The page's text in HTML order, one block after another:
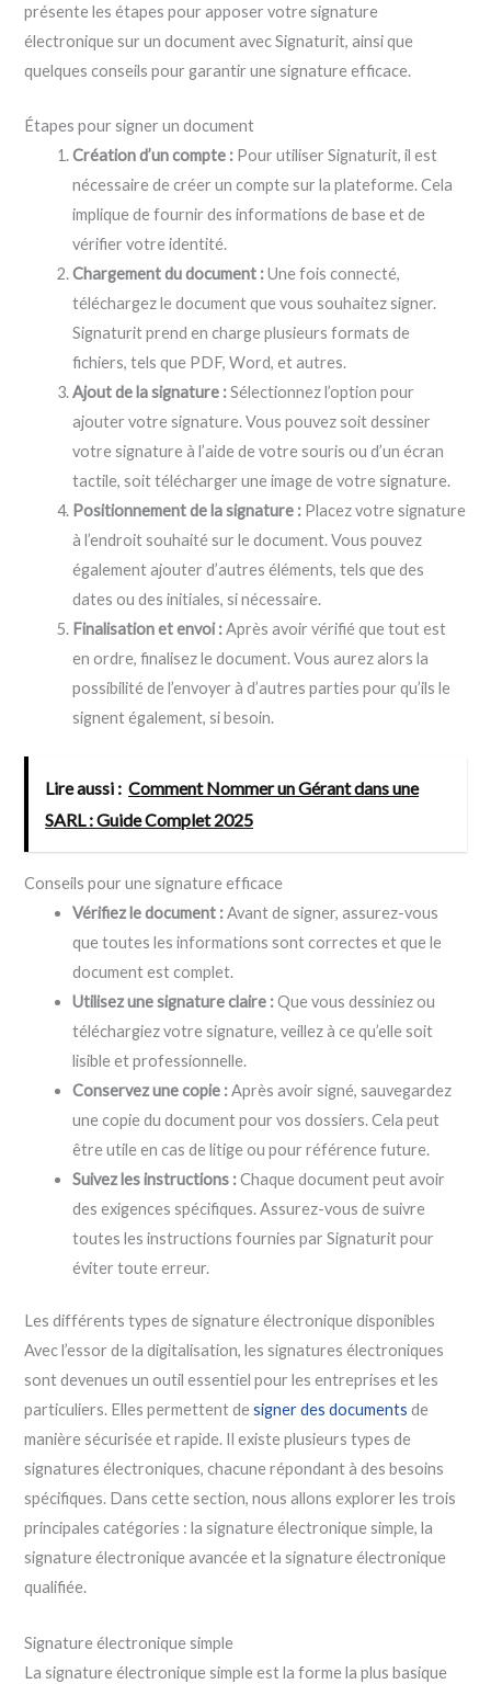
présente les étapes pour apposer votre signature
électronique sur un document avec Signaturit, ainsi que
quelques conseils pour garantir une signature efficace.
Étapes pour signer un document
Création d’un compte : Pour utiliser Signaturit, il est
nécessaire de créer un compte sur la plateforme. Cela
implique de fournir des informations de base et de
vérifier votre identité.
Chargement du document :Une fois connecté,
téléchargez le document que vous souhaitez signer.
Signaturit prend en charge plusieurs formats de
fichiers, tels que PDF, Word, et autres.
Ajout de la signature :Sélectionnez l’option pour
ajouter votre signature. Vous pouvez soit dessiner
votre signature à l’aide de votre souris ou d’un écran
tactile, soit télécharger une image de votre signature.
Positionnement de la signature : Placez votre signature
à l’endroit souhaité sur le document. Vous pouvez
également ajouter d’autres éléments, tels que des
dates ou des initiales, si nécessaire.
Finalisation et envoi :Après avoir vérifié que tout est
en ordre, finalisez le document. Vous aurez alors la
possibilité de l’envoyer à d’autres parties pour qu’ils le
signent également, si besoin.
Lire aussi : Comment Nommer un Gérant dans une
SARL : Guide Complet 2025
Conseils pour une signature efficace
Vérifiez le document :Avant de signer, assurez-vous
que toutes les informations sont correctes et que le
document est complet.
Utilisez une signature claire :Que vous dessiniez ou
téléchargiez votre signature, veillez à ce qu’elle soit
lisible et professionnelle.
Conservez une copie :Après avoir signé, sauvegardez
une copie du document pour vos dossiers. Cela peut
être utile en cas de litige ou pour référence future.
Suivez les instructions :Chaque document peut avoir
des exigences spécifiques. Assurez-vous de suivre
toutes les instructions fournies par Signaturit pour
éviter toute erreur.
Les différents types de signature électronique disponibles
Avec l’essor de la digitalisation, les signatures électroniques
sont devenues un outil essentiel pour les entreprises et les
particuliers. Elles permettent designer des documents de
manière sécurisée et rapide. Il existe plusieurs types de
signatures électroniques, chacune répondant à des besoins
spécifiques. Dans cette section, nous allons explorer les trois
principales catégories : la signature électronique simple, la
signature électronique avancée et la signature électronique
qualifiée.
Signature électronique simple
La signature électronique simple est la forme la plus basique